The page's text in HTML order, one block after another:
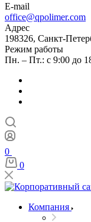
E-mail
office@qpolimer.com
Адрес
198326, Санкт-
Режим работы
Пн. – Пт.: с 9:00 до
0
0
Компания